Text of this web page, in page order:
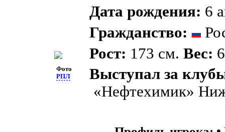
Фото
РПЛ
Дата рождения: 6
Гражданство:
Рост: 173 см. Вес:
Выступал за
«Нефтехимик»